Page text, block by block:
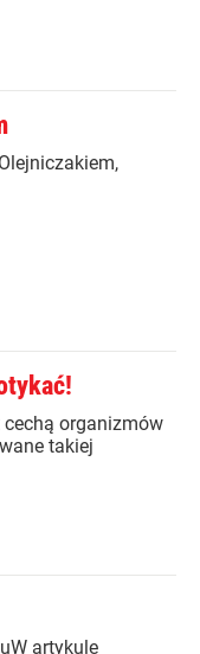
organizmów
takiej
artykule